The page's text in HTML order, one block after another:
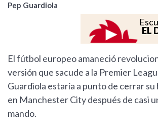
Pep Guardiola
EL
El fútbol europeo amaneció
versión que sacude a la Premier
Guardiola estaría a punto de cerrar
en Manchester City después de casi
mando.